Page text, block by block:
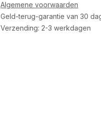
Algemene voorwaarden
Geld-terug-garantie van 30
Verzending: 2-3 werkdagen